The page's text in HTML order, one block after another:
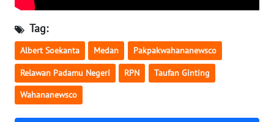
Tag:
Albert Soekanta Medan Pakpakwahananewsco
Relawan Padamu Negeri RPN Taufan Ginting
Wahananewsco
WN
SULUT
WN
MALUKU